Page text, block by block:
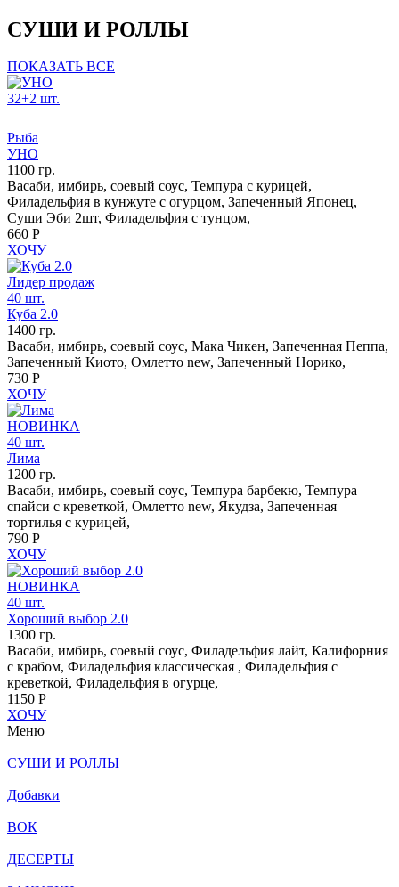
СУШИ И РОЛЛЫ
ПОКАЗАТЬ ВСЕ
32+2 шт.
Рыба
УНО
1100 гр.
Васаби, имбирь, соевый соус, Темпура с курицей,
Филадельфия в кунжуте с огурцом, Запеченный Японец,
Суши Эби 2шт, Филадельфия с тунцом,
660 Р
ХОЧУ
Лидер продаж
40 шт.
Куба 2.0
1400 гр.
Васаби, имбирь, соевый соус, Мака Чикен, Запеченная Пеппа,
Запеченный Киото, Омлетто new, Запеченный Норико,
730 Р
ХОЧУ
НОВИНКА
40 шт.
Лима
1200 гр.
Васаби, имбирь, соевый соус, Темпура барбекю, Темпура
спайси с креветкой, Омлетто new, Якудза, Запеченная
тортилья с курицей,
790 Р
ХОЧУ
НОВИНКА
40 шт.
Хороший выбор 2.0
1300 гр.
Васаби, имбирь, соевый соус, Филадельфия лайт, Калифорния
с крабом, Филадельфия классическая , Филадельфия с
креветкой, Филадельфия в огурце,
1150 Р
ХОЧУ
Меню
СУШИ И РОЛЛЫ
Добавки
ВОК
ДЕСЕРТЫ